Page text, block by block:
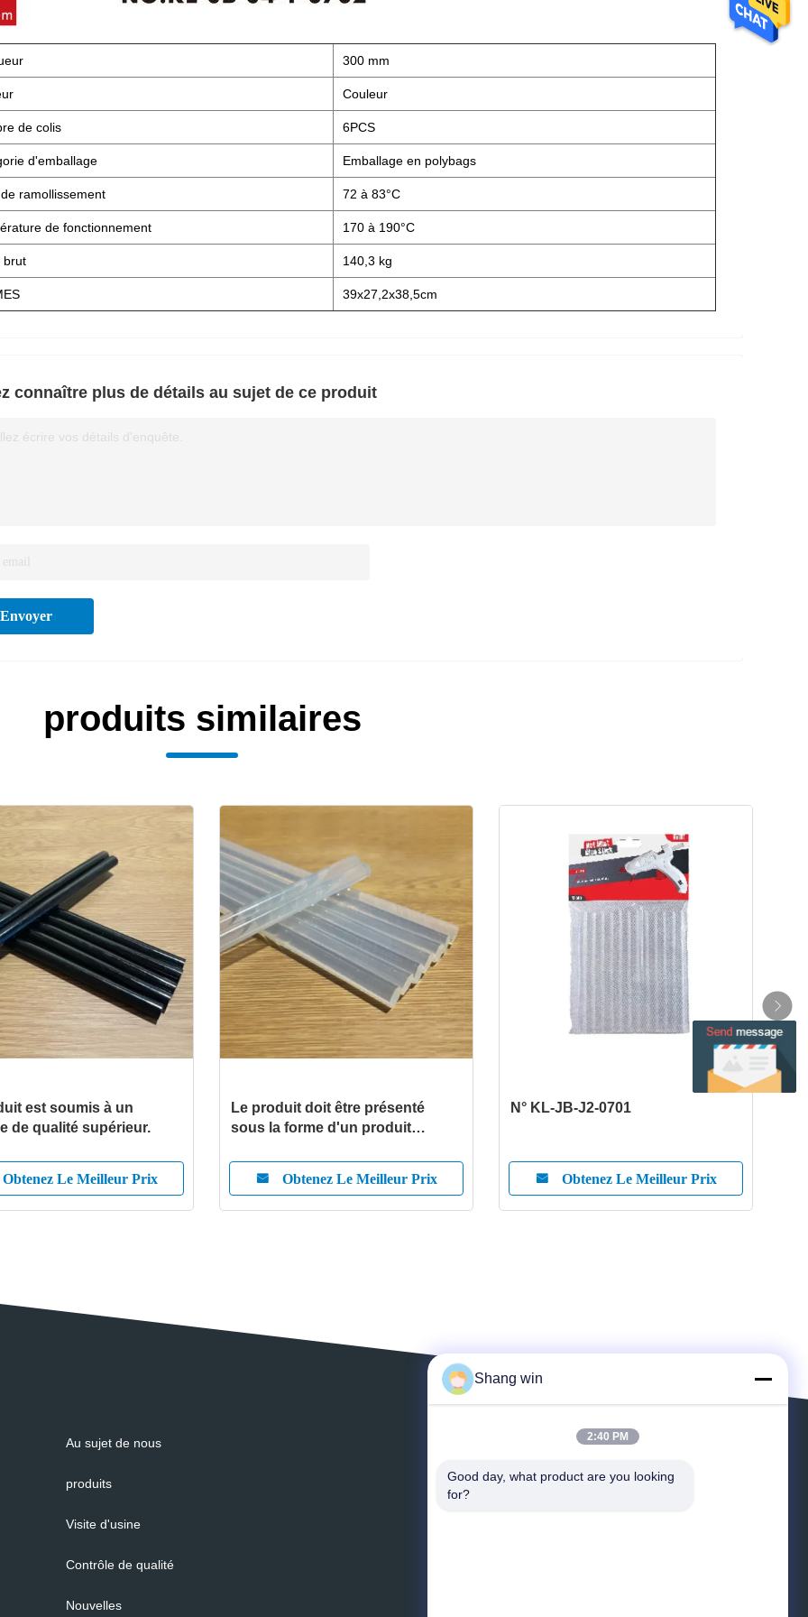
300 mm
Couleur
de colis 6PCS
d'emballage Emballage en polybags
ramollissement 72 à 83°C
de fonctionnement 170 à 190°C
brut 140,3 kg
39x27,2x38,5cm
connaître plus de détails au sujet de ce produit
écrire vos détails d'enquête.
Envoyer
produits similaires
est soumis à un
de qualité supérieur.
Obtenez Le Meilleur Prix
Le produit doit être présenté
sous la forme d'un produit
suivantes:
Obtenez Le Meilleur Prix
N° KL-JB-J2-0701
Obtenez Le Meilleur Prix
Au sujet de nous
produits
Visite d'usine
Contrôle de qualité
Nouvelles
Laissez un message
Shang win
2:40 PM
Good day, what product are you looking
for?